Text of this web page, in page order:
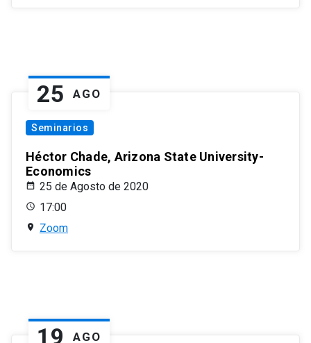
25 AGO
Seminarios
Héctor Chade, Arizona State University-
Economics
25 de Agosto de 2020
17:00
Zoom
19 AGO